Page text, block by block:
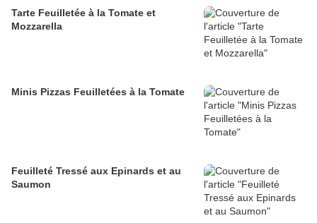
Tarte Feuilletée à la Tomate et
Mozzarella
Minis Pizzas Feuilletées à la Tomate
Feuilleté Tressé aux Epinards et au
Saumon